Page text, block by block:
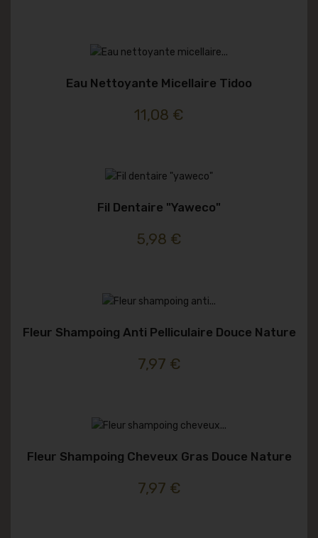
Eau Nettoyante Micellaire Tidoo
11,08 €
Fil Dentaire "yaweco"
5,98 €
Fleur Shampoing Anti Pelliculaire Douce Nature
7,97 €
Fleur Shampoing Cheveux Gras Douce Nature
7,97 €